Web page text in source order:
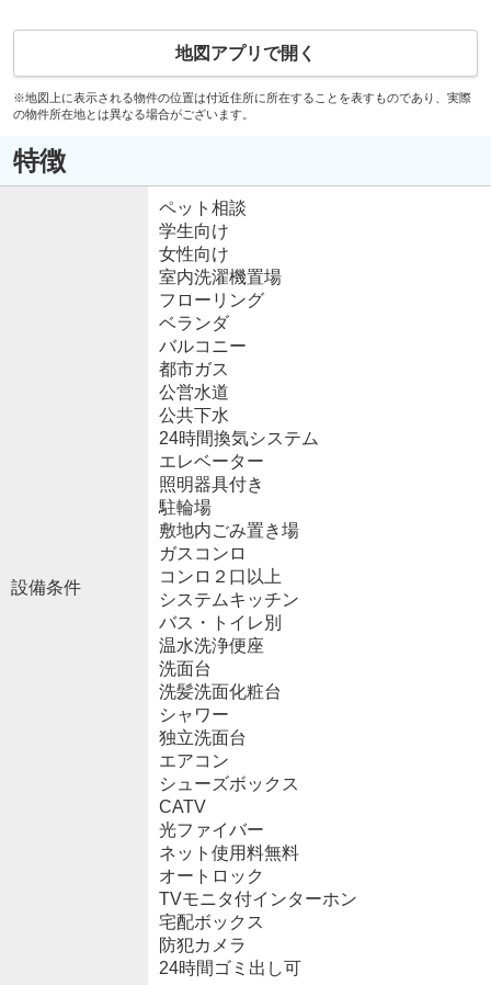
地図アプリで開く
※地図上に表示される物件の位置は付近住所に所在することを表すものであり、実際
の物件所在地とは異なる場合がございます。
特徴
設備条件
ペット相談
学生向け
女性向け
室内洗濯機置場
フローリング
ベランダ
バルコニー
都市ガス
公営水道
公共下水
24時間換気システム
エレベーター
照明器具付き
駐輪場
敷地内ごみ置き場
ガスコンロ
コンロ２口以上
システムキッチン
バス・トイレ別
温水洗浄便座
洗面台
洗髪洗面化粧台
シャワー
独立洗面台
エアコン
シューズボックス
CATV
光ファイバー
ネット使用料無料
オートロック
TVモニタ付インターホン
宅配ボックス
防犯カメラ
24時間ゴミ出し可